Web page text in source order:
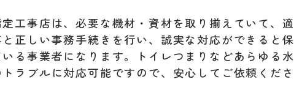
工事店は、必要な機材・資材を取り揃えていて、適
正しい事務手続きを行い、誠実な対応ができると保
る事業者になります。トイレつまりなどあらゆる水
トラブルに対応可能ですので、安心してご依頼くださ